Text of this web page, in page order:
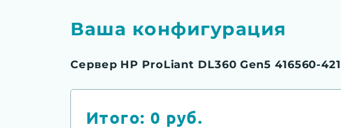
Ваша конфигурация
Сервер HP ProLiant DL360 Gen5 416560-421
Итого: 0 руб.